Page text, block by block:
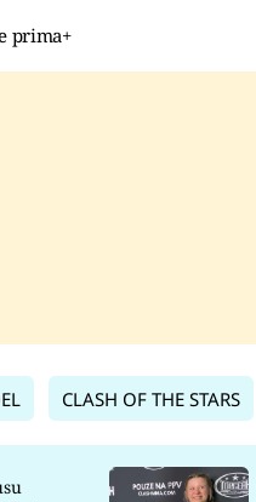
prima+
CLASH OF THE STARS